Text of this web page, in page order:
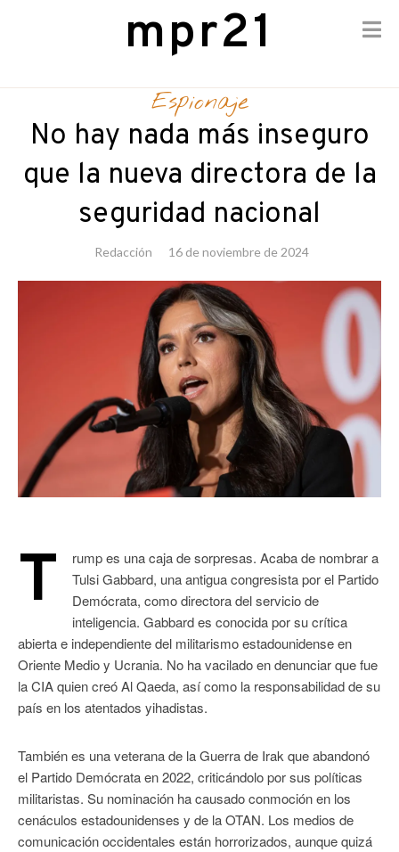
content
mpr21
Espionaje
No hay nada más inseguro
que la nueva directora de la
seguridad nacional
Redacción 16 de noviembre de 2024
T
rump es una caja de sorpresas. Acaba de nombrar a
Tulsi Gabbard, una antigua congresista por el Partido
Demócrata, como directora del servicio de
inteligencia. Gabbard es conocida por su crítica
abierta e independiente del militarismo estadounidense en
Oriente Medio y Ucrania. No ha vacilado en denunciar que fue
la CIA quien creó Al Qaeda, así como la responsabilidad de su
país en los atentados yihadistas.
También es una veterana de la Guerra de Irak que abandonó
el Partido Demócrata en 2022, criticándolo por sus políticas
militaristas. Su nominación ha causado conmoción en los
cenáculos estadounidenses y de la OTAN. Los medios de
comunicación occidentales están horrorizados, aunque quizá